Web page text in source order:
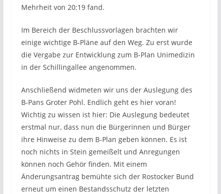
Mehrheit von 20:19 fand.
Im Bereich der Beschlussvorlagen brachten wir
einige wichtige B-Pläne auf den Weg. Zu erst wurde
die Vergabe zur Entwicklung zum B-Plan Unimedizin
in der Schillingallee angenommen.
Anschließend widmeten wir uns der Auslegung des
B-Pans Groter Pohl. Endlich geht es hier voran!
Wichtig zu wissen ist hier: Die Auslegung bedeutet
erstmal nur, dass nun die Bürgerinnen und Bürger
ihre Hinweise zu dem B-Plan geben können. Es ist
noch nichts in Stein gemeißelt und Anregungen
können noch Gehör finden. Mit einem
Änderungsantrag bemühte sich der Rostocker Bund
erneut um einen Bestandsschutz der letzten